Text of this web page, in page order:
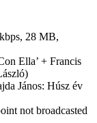
28 MB,
Ella’ + Francis
János: Húsz év
not broadcasted